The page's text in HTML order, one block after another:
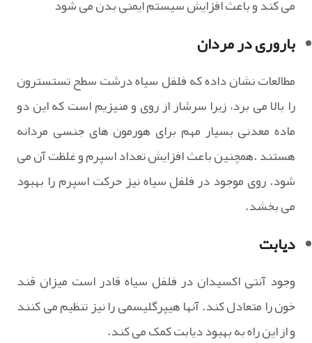
می کند و باعث افزایش سیستم ایمنی بدن می شود
باروری در مردان
مطالعات نشان داده که فلفل سیاه درشت سطح تستسترون
را بالا می برد، زیرا سرشار از روی و منیزیم است که این دو
ماده معدنی بسیار مهم برای هورمون های جنسی مردانه
هستند .همچنین باعث افزایش تعداد اسپرم و غلظت آن می
شود. روی موجود در فلفل سیاه نیز حرکت اسپرم را بهبود
می بخشد.
دیابت
وجود آنتی اکسیدان در فلفل سیاه قادر است میزان قند
خون را متعادل کند. آنها هیپرگلیسمی را نیز تنظیم می کنند
و از این راه به بهبود دیابت کمک می کند.